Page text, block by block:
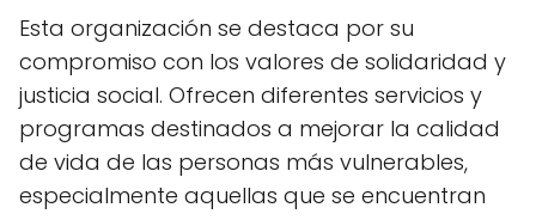
Esta organización se destaca por su
compromiso con los valores de solidaridad y
justicia social. Ofrecen diferentes servicios y
programas destinados a mejorar la calidad
de vida de las personas más vulnerables,
especialmente aquellas que se encuentran